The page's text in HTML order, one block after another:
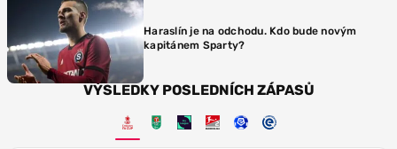
Haraslín je na odchodu. Kdo bude novým
kapitánem Sparty?
VÝSLEDKY POSLEDNÍCH ZÁPASŮ